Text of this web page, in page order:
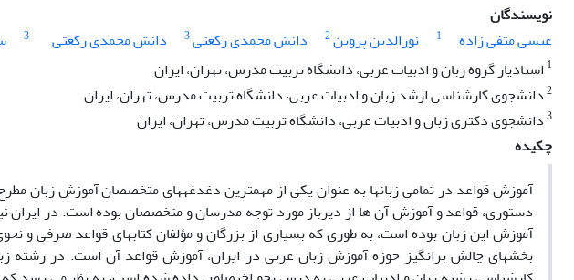
نویسندگان
عیسی متفی زاده
1 نورالدین پروین2 دانش محمدی رکعتی3 دانش محمدی رکعتی 3
1 استادیار گروه زبان و ادبیات عربی، دانشگاه تربیت مدرس، تهران، ایران
2دانشجوی کارشناسی ارشد زبان و ادبیات عربی، دانشگاه تربیت مدرس، تهران، ایران
3دانشجوی دکتری زبان و ادبیات عربی، دانشگاه تربیت مدرس، تهران، ایران
چکیده
آموزش قواعد در تمامی زبانها به عنوان یکی از مهمترین دغدغههای متخصصان آموزش زبان
دستوری، قواعد و آموزش آن ها از دیرباز مورد توجه مدرسان و متخصصان بوده است. در ایران
آموزش این زبان بوده است، به طوری که بسیاری از بزرگان و مؤلفان کتاب­های قواعد صرفی و
بخش­های چالش برانگیز حوزه آموزش زبان عربی در ایران، آموزش قواعد آن است. در رشته